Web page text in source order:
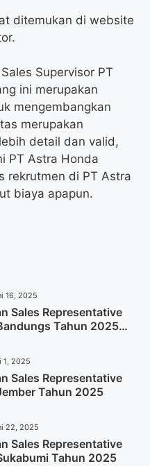
ditemukan di website
Supervisor PT
ini merupakan
mengembangkan
merupakan
detail dan valid,
PT Astra Honda
rekrutmen di PT Astra
biaya apapun.
16, 2025
Sales Representative
Tahun 2025
1, 2025
Sales Representative
Tahun 2025
22, 2025
Sales Representative
Tahun 2025